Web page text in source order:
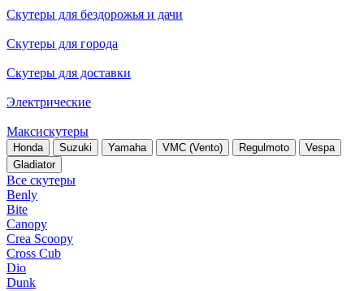
Скутеры для бездорожья и дачи
Скутеры для города
Скутеры для доставки
Электрические
Максискутеры
Honda Suzuki Yamaha VMC (Vento) Regulmoto
Vespa
Gladiator
Все скутеры
Benly
Bite
Canopy
Crea Scoopy
Cross Cub
Dio
Dunk